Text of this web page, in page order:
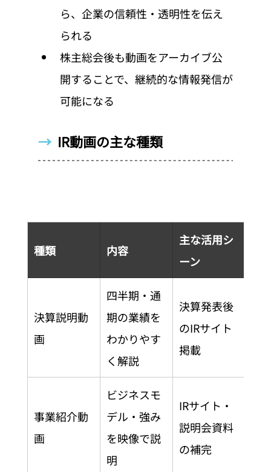
ら、企業の信頼性・透明性を伝え
られる
株主総会後も動画をアーカイブ公
開することで、継続的な情報発信が
可能になる
→ IR動画の主な種類
種類 内容
主な活用シ
ーン
決算説明動
画
四半期・通
期の業績を
わかりやす
く解説
決算発表後
のIRサイト
掲載
事業紹介動
画
ビジネスモ
デル・強み
を映像で説
明
IRサイト・
説明会資料
の補完